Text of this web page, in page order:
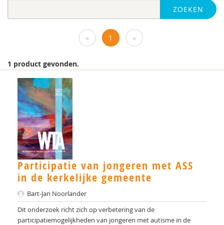
Marieke-Beltman
MSc
MSc.
N.G.A. Tak
PhD
Rotterdam
Yulius)
J.H.W. (Jorgen) Mous
PhD* | Instituut voor Psychologie
ZOEKEN
« 1 »
1 product gevonden.
Participatie van jongeren met ASS
in de kerkelijke gemeente
Bart-Jan Noorlander
Dit onderzoek richt zich op verbetering van de
participatiemogelijkheden van jongeren met autisme in de